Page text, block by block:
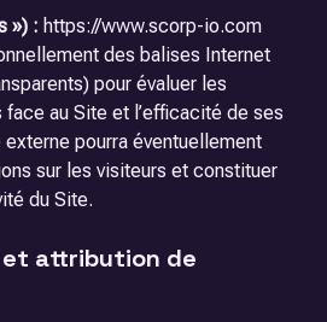
») : https://www.scorp-io.com
des balises Internet
pour évaluer les
au Site et l’efficacité de ses
pourra éventuellement
sur les visiteurs et constituer
du Site.
attribution de